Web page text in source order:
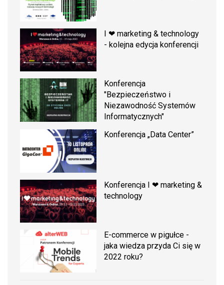
I ❤ marketing & technology
- kolejna edycja konferencji
Konferencja
"Bezpieczeństwo i
Niezawodność Systemów
Informatycznych"
Konferencja „Data Center”
Konferencja I ❤ marketing &
technology
E-commerce w pigułce -
jaka wiedza przyda Ci się w
2022 roku?